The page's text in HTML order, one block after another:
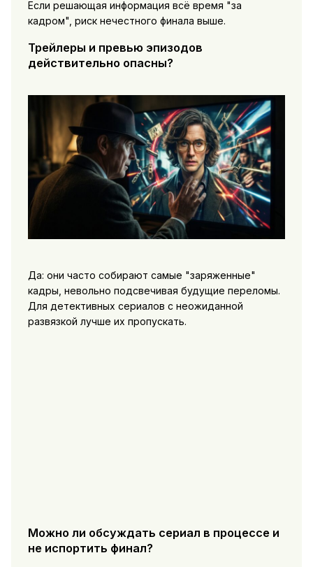
Если решающая информация всё время "за
кадром", риск нечестного финала выше.
Трейлеры и превью эпизодов
действительно опасны?
Да: они часто собирают самые "заряженные"
кадры, невольно подсвечивая будущие переломы.
Для детективных сериалов с неожиданной
развязкой лучше их пропускать.
Можно ли обсуждать сериал в процессе и
не испортить финал?